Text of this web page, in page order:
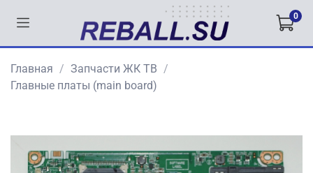
0
Главная
Запчасти ЖК ТВ
Главные платы (main board)